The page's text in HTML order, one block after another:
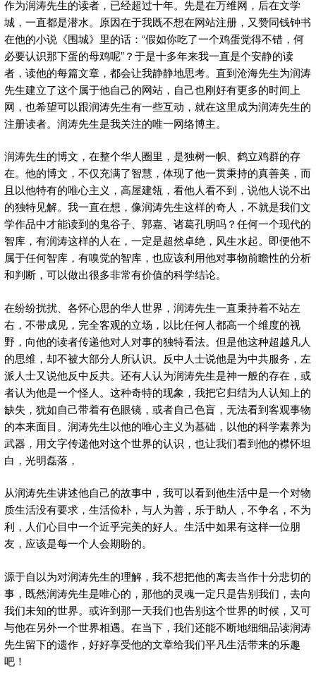
作为润涛先生的读者，已经超过十年。先是在万维网，后在文学
城，一直都是潜水。原因在于我既不想在网站注册，又赞同钱钟书
在他的小说《围城》里的话：“假如你吃了一个鸡蛋觉得不错，何
必要认识那下蛋的母鸡呢”？于是十多年来我一直是个安静的读
者，读他的每篇文章，都会让我静静地思考。直到沧海先生为润涛
先生建立了这个属于他自己的网站，自己也刚好有更多的时间上
网，也希望可以跟润涛先生有一些互动，就在这里成为润涛先生的
注册读者。润涛先生是我关注的唯一网络博主。
润涛先生的博文，在整个华人圈里，是独树一帜、鹤立鸡群的存
在。他的博文，不仅充满了智慧，体现了他一贯秉持的真善美，而
且以他特有的唯心主义，高屋建瓴，看他人看不到，说他人说不出
的独特见解。我一直在想，像润涛先生这样的奇人，不就是我们文
学作品中才能读到的鬼谷子、郭嘉、诸葛孔明吗？任何一个现代的
智库，有润涛这样的人在，一定是超然卓绝，风生水起。即便他不
属于任何智库，有嗅觉的智库，也应该利用他对事物前瞻性的分析
和判断，可以做出很多非常有价值的科学结论。
在纷纷扰扰、各怀心思的华人世界，润涛先生一直秉持着不站左
右，不带成见，完全客观的立场，以比任何人都高一个维度的视
野，向他的读者传递他对人对事的独特看法。但是他这种超越凡人
的思维，却不被大部分人所认识。反中人士说他是为中共服务，左
派人士又说他反中反共。还有人认为润涛先生是神一般的存在，或
者认为他是一个怪人。这种奇特的现象，我把它归结为人认知上的
缺失，犹如自己带着有色眼镜，或者自己色盲，无法看到客观事物
的本来面目。润涛先生以他的唯心主义为基础，以他的科学素养为
武器，用文字传递他对这个世界的认识，也让我们看到他的襟怀坦
白，光明磊落，
从润涛先生讲述他自己的故事中，我可以看到他生活中是一个对物
质生活没有要求，生活俭朴，与人为善，乐于助人，不争名，不为
利，人们心目中一个近乎完美的好人。生活中如果有这样一位朋
友，应该是每一个人会期盼的。
源于自以为对润涛先生的理解，我不想把他的离去当作十分悲切的
事，既然润涛先生是唯心的，那他的灵魂一定只是告别我们，去向
我们未知的世界。或许到那一天我们也告别这个世界的时候，又可
与他在另外一个世界相遇。在当下，我们还能不断地细细品读润涛
先生留下的遗作，好好享受他的文章给我们平凡生活带来的乐趣
吧！